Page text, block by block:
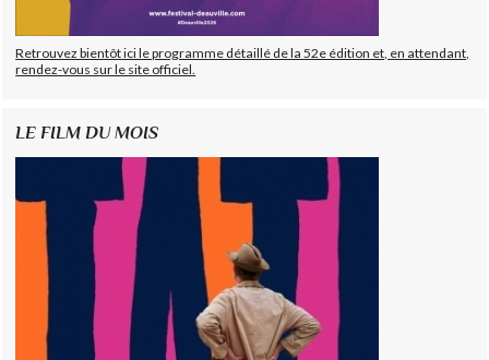
Retrouvez bientôt ici le programme détaillé de la 52e édition et, en attendant,
rendez-vous sur le site officiel.
LE FILM DU MOIS